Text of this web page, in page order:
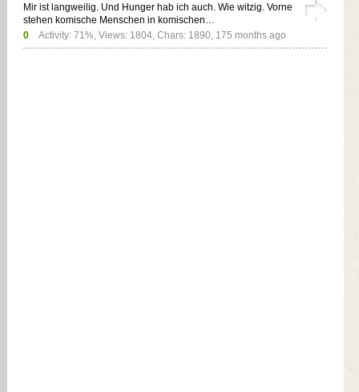
Mir ist langweilig. Und Hunger hab ich auch. Wie witzig. Vorne
stehen komische Menschen in komischen…
0
Activity: 71%, Views: 1804, Chars: 1890, 175 months ago